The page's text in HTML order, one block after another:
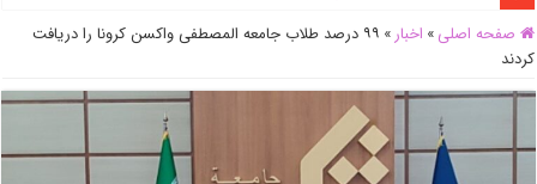
صفحه اصلی » اخبار »
۹۹ درصد طلاب جامعه المصطفی واکسن کرونا را دریافت
کردند